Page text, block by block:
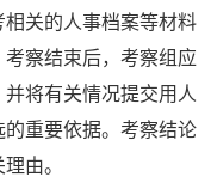
关的人事档案等材料
察结束后，考察组应
将有关情况提交用人
重要依据。考察结论
由。